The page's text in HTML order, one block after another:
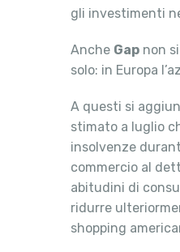
gli investimenti
Anche Gap non
solo: in Europa
A questi si
stimato a luglio
insolvenze
commercio al
abitudini di
ridurre
shopping